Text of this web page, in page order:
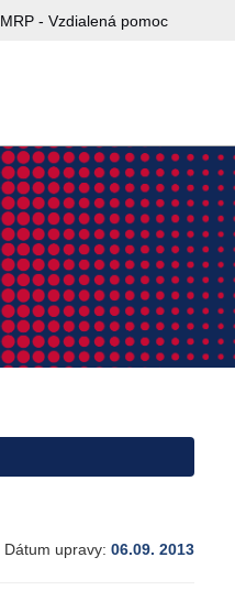
MRP - Vzdialená pomoc
Dátum upravy: 06.09. 2013